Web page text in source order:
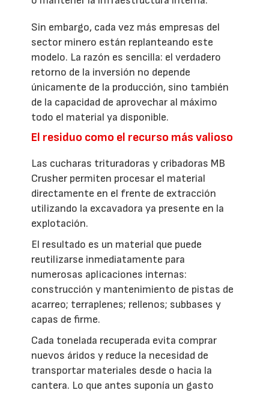
Sin embargo, cada vez más empresas del
sector minero están replanteando este
modelo. La razón es sencilla: el verdadero
retorno de la inversión no depende
únicamente de la producción, sino también
de la capacidad de aprovechar al máximo
todo el material ya disponible.
El residuo como el recurso más valioso
Las cucharas trituradoras y cribadoras MB
Crusher permiten procesar el material
directamente en el frente de extracción
utilizando la excavadora ya presente en la
explotación.
El resultado es un material que puede
reutilizarse inmediatamente para
numerosas aplicaciones internas:
construcción y mantenimiento de pistas de
acarreo; terraplenes; rellenos; subbases y
capas de firme.
Cada tonelada recuperada evita comprar
nuevos áridos y reduce la necesidad de
transportar materiales desde o hacia la
cantera. Lo que antes suponía un gasto